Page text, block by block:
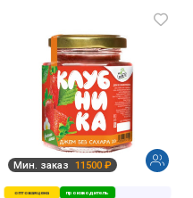
Мин. заказ 11500 ₽
оптовая цена производитель